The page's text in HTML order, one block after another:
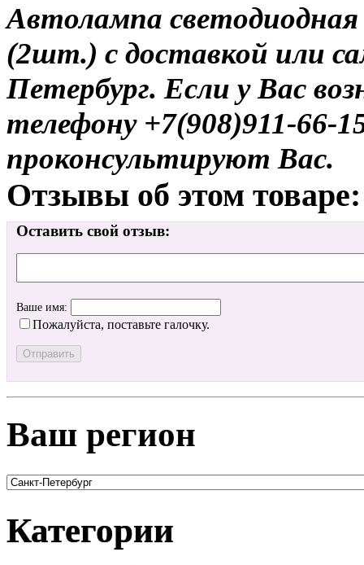
Автолампа
(2шт.) с доставкой или
Петербург. Если у Вас
телефону +7(908)911-
проконсультируют Вас.
Отзывы об этом товаре:
Оставить свой отзыв:
Ваше имя:
Пожалуйста, поставьте галочку.
Ваш регион
Категории